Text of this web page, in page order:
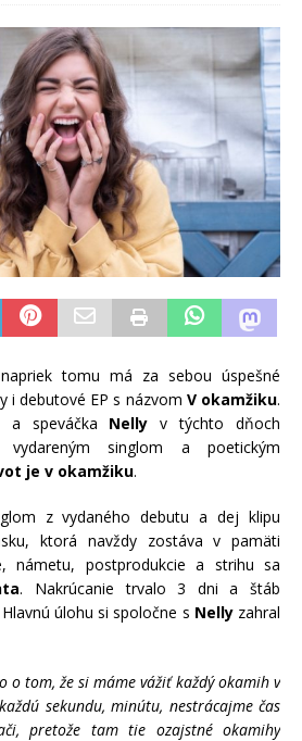
tomu má za sebou úspešné
i debutové EP s názvom V okamžiku.
a speváčka Nelly v týchto dňoch
singlom a poetickým
je v okamžiku.
z vydaného debutu a dej klipu
ktorá navždy zostáva v pamäti
námetu, postprodukcie a strihu sa
. Nakrúcanie trvalo 3 dni a štáb
úlohu si spoločne s Nellyzahral
o tom, že si máme vážiť každý okamih v
sekundu, minútu, nestrácajme čas
pretože tam tie ozajstné okamihy